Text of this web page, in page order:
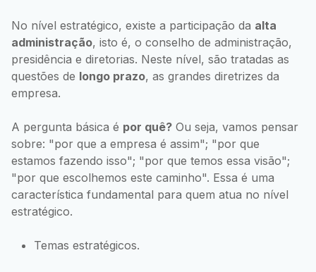
No nível estratégico, existe a participação da alta
administração, isto é, o conselho de administração,
presidência e diretorias. Neste nível, são tratadas as
questões de longo prazo, as grandes diretrizes da
empresa.
A pergunta básica é por quê? Ou seja, vamos pensar
sobre: "por que a empresa é assim"; "por que
estamos fazendo isso"; "por que temos essa visão";
"por que escolhemos este caminho". Essa é uma
característica fundamental para quem atua no nível
estratégico.
Temas estratégicos.